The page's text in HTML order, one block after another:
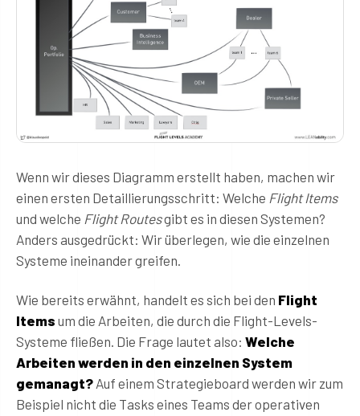
Wenn wir dieses Diagramm erstellt haben, machen wir
einen ersten Detaillierungsschritt: Welche Flight Items
und welche Flight Routesgibt es in diesen Systemen?
Anders ausgedrückt: Wir überlegen, wie die einzelnen
Systeme ineinander greifen.
Wie bereits erwähnt, handelt es sich bei den Flight
Items um die Arbeiten, die durch die Flight-Levels-
Systeme fließen. Die Frage lautet also: Welche
Arbeiten werden in den einzelnen System
gemanagt? Auf einem Strategieboard werden wir zum
Beispiel nicht die Tasks eines Teams der operativen